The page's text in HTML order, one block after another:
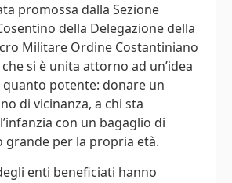
promossa dalla Sezione
della Delegazione della
Militare Ordine Costantiniano
si è unita attorno ad un’idea
potente: donare un
di vicinanza, a chi sta
con un bagaglio di
per la propria età.
enti beneficiati hanno